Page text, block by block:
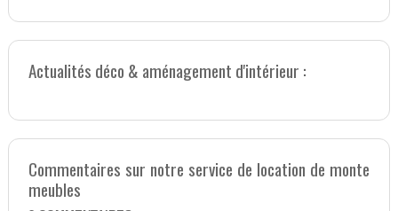
Actualités déco & aménagement d'intérieur :
Commentaires sur notre service de location de monte
meubles